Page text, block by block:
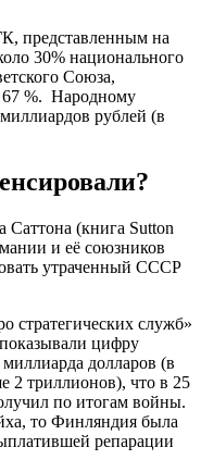
представленным на
30% национального
Союза,
%. Народному
рублей (в
Саттона (книга Sutton
и её союзников
утраченный СССР
стратегических служб»
цифру
долларов (в
2 триллионов), что в 25
по итогам войны.
то Финляндия была
репарации